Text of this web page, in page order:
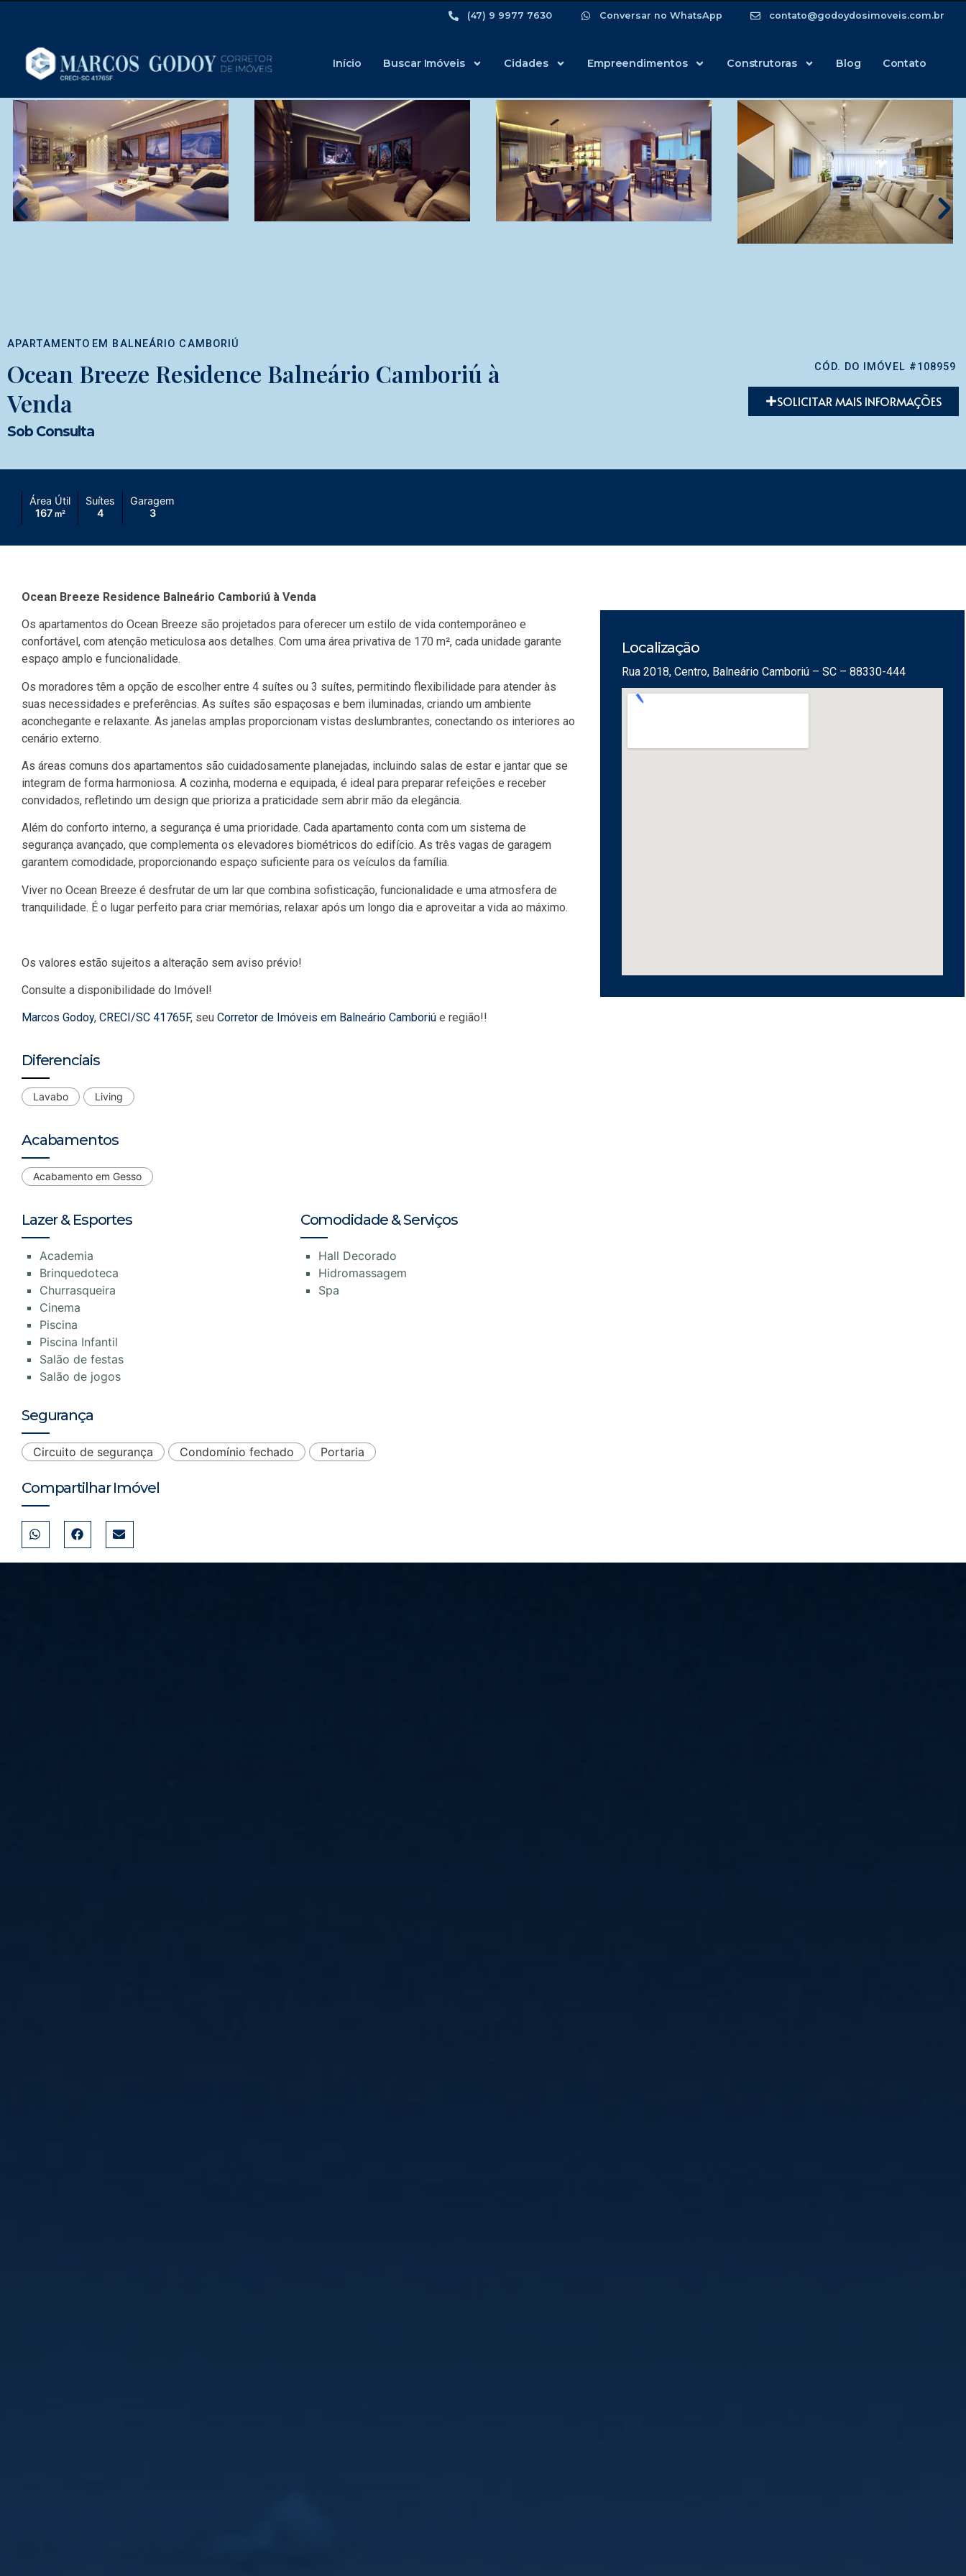
(47) 9 9977 7630 Conversar no WhatsApp contato@godoydosimoveis.com.br
Início Buscar Imóveis Cidades Empreendimentos Construtoras Blog Contato
APARTAMENTO EM BALNEÁRIO CAMBORIÚ
Ocean Breeze Residence Balneário Camboriú à
Venda
Sob Consulta
CÓD. DO IMÓVEL #108959
SOLICITAR MAIS INFORMAÇÕES
Área Útil
167m²
Suítes
4
Garagem
3
Ocean Breeze Residence Balneário Camboriú à Venda
Os apartamentos do Ocean Breeze são projetados para oferecer um estilo de vida contemporâneo e
confortável, com atenção meticulosa aos detalhes. Com uma área privativa de 170 m², cada unidade garante
espaço amplo e funcionalidade.
Os moradores têm a opção de escolher entre 4 suítes ou 3 suítes, permitindo flexibilidade para atender às
suas necessidades e preferências. As suítes são espaçosas e bem iluminadas, criando um ambiente
aconchegante e relaxante. As janelas amplas proporcionam vistas deslumbrantes, conectando os interiores ao
cenário externo.
As áreas comuns dos apartamentos são cuidadosamente planejadas, incluindo salas de estar e jantar que se
integram de forma harmoniosa. A cozinha, moderna e equipada, é ideal para preparar refeições e receber
convidados, refletindo um design que prioriza a praticidade sem abrir mão da elegância.
Além do conforto interno, a segurança é uma prioridade. Cada apartamento conta com um sistema de
segurança avançado, que complementa os elevadores biométricos do edifício. As três vagas de garagem
garantem comodidade, proporcionando espaço suficiente para os veículos da família.
Viver no Ocean Breeze é desfrutar de um lar que combina sofisticação, funcionalidade e uma atmosfera de
tranquilidade. É o lugar perfeito para criar memórias, relaxar após um longo dia e aproveitar a vida ao máximo.
Os valores estão sujeitos a alteração sem aviso prévio!
Consulte a disponibilidade do Imóvel!
Marcos Godoy, CRECI/SC 41765F, seu Corretor de Imóveis em Balneário Camboriú e região!!
Diferenciais
Lavabo Living
Acabamentos
Acabamento em Gesso
Lazer & Esportes
Academia
Brinquedoteca
Churrasqueira
Cinema
Piscina
Piscina Infantil
Salão de festas
Salão de jogos
Comodidade & Serviços
Hall Decorado
Hidromassagem
Spa
Segurança
Circuito de segurança Condomínio fechado Portaria
Compartilhar Imóvel
Localização
Rua 2018, Centro, Balneário Camboriú – SC – 88330-444